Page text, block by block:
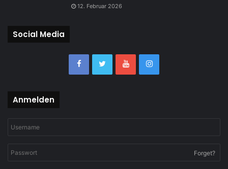
12. Februar 2026
Social Media
Anmelden
Forget?